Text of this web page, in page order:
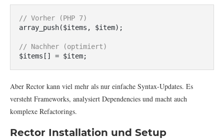
// Vorher (PHP 7)
array_push($items, $item);
// Nachher (optimiert)
$items[] = $item;
Aber Rector kann viel mehr als nur einfache Syntax-Updates. Es
versteht Frameworks, analysiert Dependencies und macht auch
komplexe Refactorings.
Rector Installation und Setup